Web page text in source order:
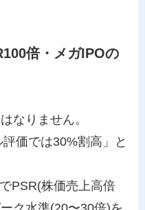
倍・メガIPOの
なりません。
価では30%割高」と
PSR(株価売上高倍